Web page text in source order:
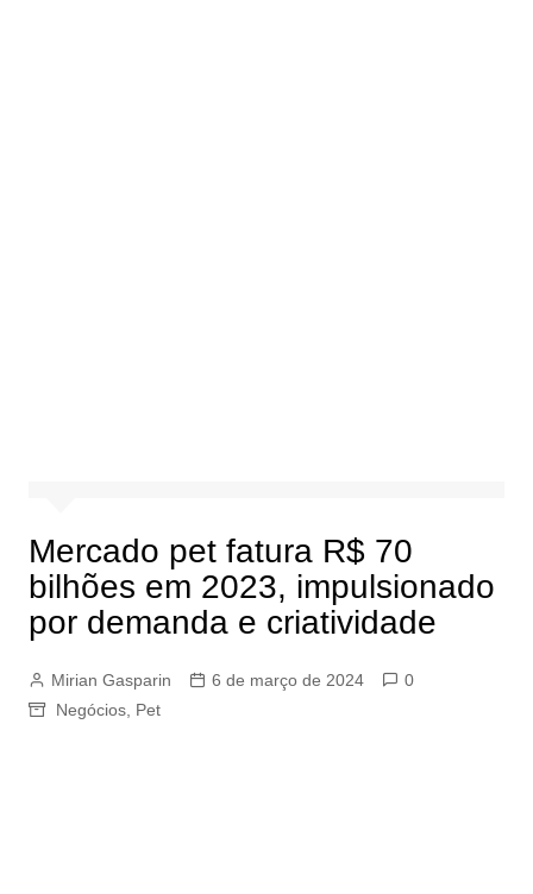
Mercado pet fatura R$ 70
bilhões em 2023, impulsionado
por demanda e criatividade
Mirian Gasparin 6 de março de 2024
0
Negócios, Pet